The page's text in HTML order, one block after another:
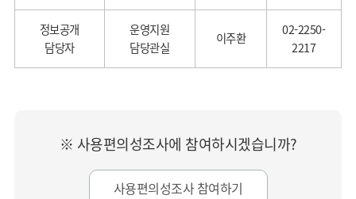
정보공개
담당자
운영지원
담당관실
이주환
02-2250-
2217
※ 사용편의성조사에 참여하시겠습니까?
사용편의성조사 참여하기